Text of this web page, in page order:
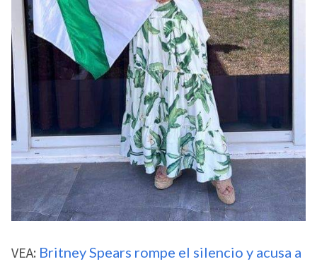
VEA: Britney Spears rompe el silencio y acusa a